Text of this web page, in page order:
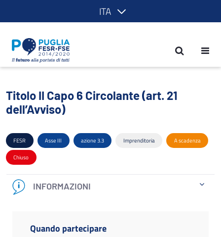
ITA
Titolo II Capo 6 Circolante (art. 21
Titolo II Capo 6 Circolante (art. 21
dell’Avviso)
FESR Asse III azione 3.3 Imprenditoria A scadenza
Chiuso
INFORMAZIONI
Quando partecipare